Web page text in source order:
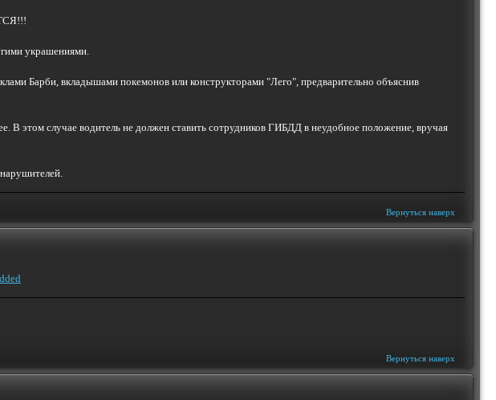
украшениями.
Барби, вкладышами покемонов или конструкторами "Лего", предварительно объяснив
В этом случае водитель не должен ставить сотрудников ГИБДД в неудобное положение, вручая
Вернуться наверх
Вернуться наверх